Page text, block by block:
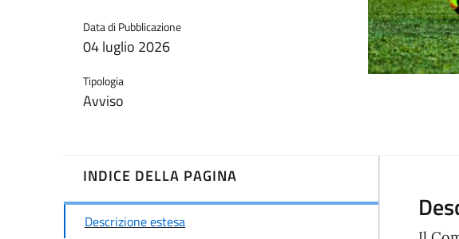
Data di Pubblicazione
04 luglio 2026
Tipologia
Avviso
INDICE DELLA PAGINA
Descrizione estesa